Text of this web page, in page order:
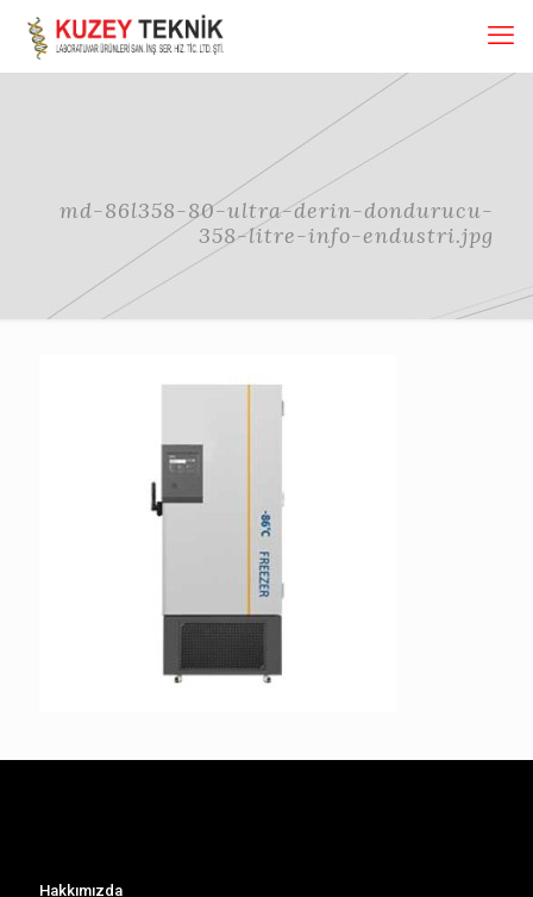
md-86l358-80-ultra-derin-dondurucu-
358-litre-info-endustri.jpg
Hakkımızda